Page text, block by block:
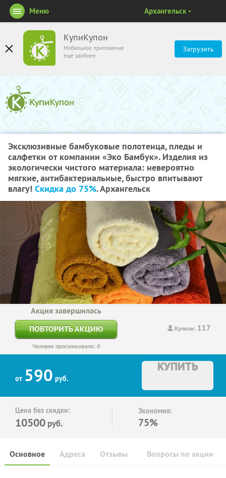
КупиКупон
Мобильное приложение
ещё удобнее
Загрузить
Меню Архангельск
Эксклюзивные бамбуковые полотенца, пледы и
салфетки от компании «Эко Бамбук». Изделия из
экологически чистого материала: невероятно
мягкие, антибактериальные, быстро впитывают
влагу! Скидка до 75%. Архангельск
Купили: 117
Акция завершилась
ПОВТОРИТЬ АКЦИЮ
Человек проголосовало: 0
от 590 руб.
КУПИТЬ
Цена без скидки:
10500 руб.
Экономия:
75%
Основное Отзывы Вопросы по акции
Адреса